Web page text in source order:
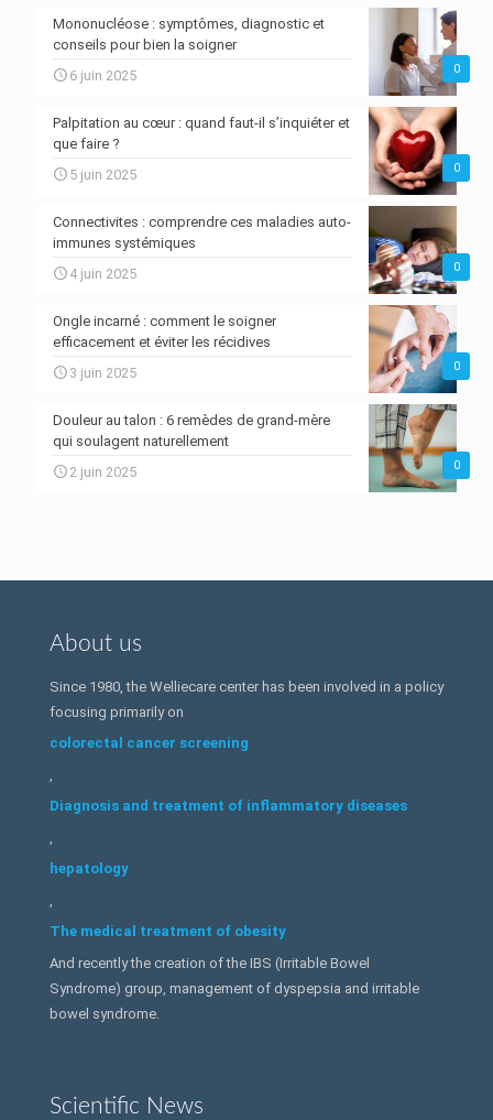
0
Mononucléose : symptômes, diagnostic et
conseils pour bien la soigner
6 juin 2025
0
Palpitation au cœur : quand faut-il s’inquiéter et
que faire ?
5 juin 2025
0
Connectivites : comprendre ces maladies auto-
immunes systémiques
4 juin 2025
0
Ongle incarné : comment le soigner
efficacement et éviter les récidives
3 juin 2025
0
Douleur au talon : 6 remèdes de grand-mère
qui soulagent naturellement
2 juin 2025
About us
Since 1980, the Welliecare center has been involved in a policy
focusing primarily on
colorectal cancer screening
Diagnosis and treatment of inflammatory diseases
hepatology
The medical treatment of obesity
And recently the creation of the IBS (Irritable Bowel
Syndrome) group, management of dyspepsia and irritable
bowel syndrome.
Scientific News